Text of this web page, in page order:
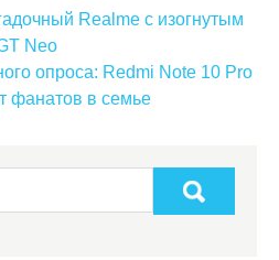
Realme с изогнутым
Neo
опроса: Redmi Note 10 Pro
фанатов в семье